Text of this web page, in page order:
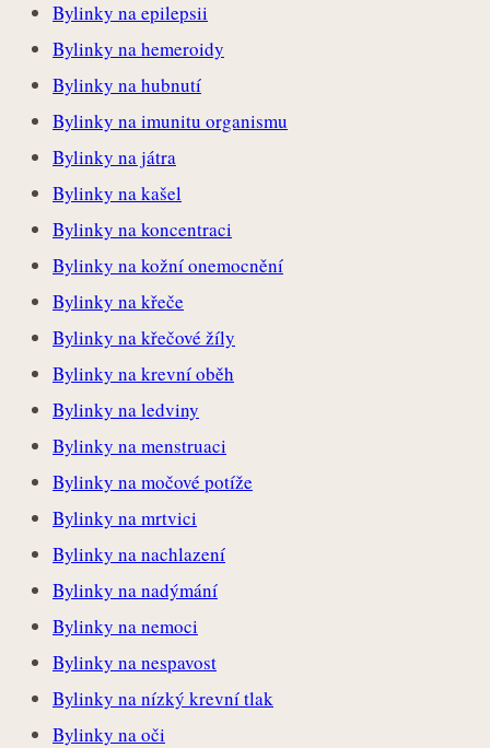
Bylinky na epilepsii
Bylinky na hemeroidy
Bylinky na hubnutí
Bylinky na imunitu organismu
Bylinky na játra
Bylinky na kašel
Bylinky na koncentraci
Bylinky na kožní onemocnění
Bylinky na křeče
Bylinky na křečové žíly
Bylinky na krevní oběh
Bylinky na ledviny
Bylinky na menstruaci
Bylinky na močové potíže
Bylinky na mrtvici
Bylinky na nachlazení
Bylinky na nadýmání
Bylinky na nemoci
Bylinky na nespavost
Bylinky na nízký krevní tlak
Bylinky na oči